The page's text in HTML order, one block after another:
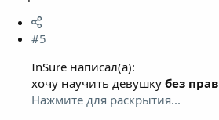
#5
InSure написал(а):
хочу научить девушку без прав
Нажмите для раскрытия...